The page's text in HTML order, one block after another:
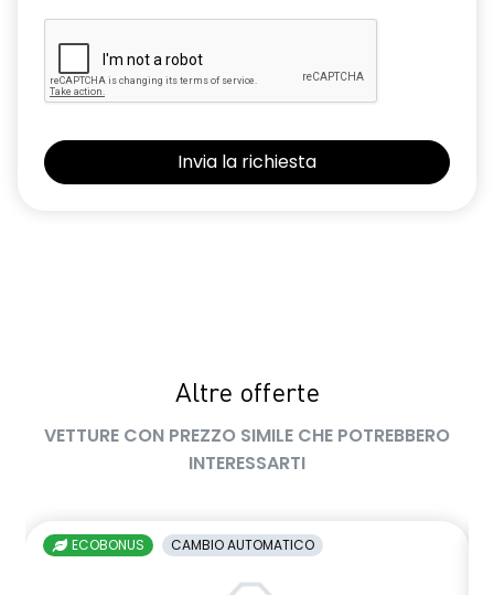
Altre offerte
VETTURE CON PREZZO SIMILE CHE POTREBBERO
INTERESSARTI
ECOBONUS CAMBIO AUTOMATICO